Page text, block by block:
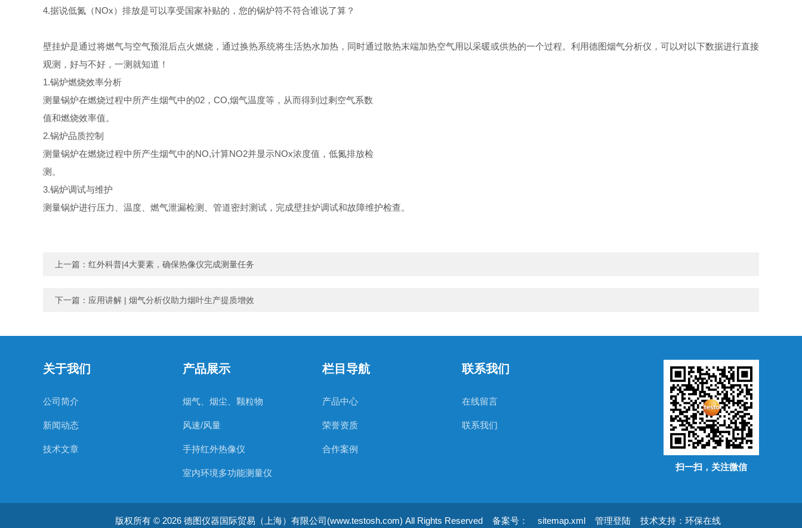
4.据说低氮（NOx）排放是可以享受国家补贴的，您的锅炉符不符合谁说了算？
壁挂炉是通过将燃气与空气预混后点火燃烧，通过换热系统将生活热水加热，同时通过散热末端加热空气用以采暖或供热的一个过程。利用德图烟气分析仪，可以对以下数据进行直接
观测，好与不好，一测就知道！
1.锅炉燃烧效率分析
测量锅炉在燃烧过程中所产生烟气中的02，CO,烟气温度等，从而得到过剩空气系数
值和燃烧效率值。
2.锅炉品质控制
测量锅炉在燃烧过程中所产生烟气中的NO,计算NO2并显示NOx浓度值，低氮排放检
测。
3.锅炉调试与维护
测量锅炉进行压力、温度、燃气泄漏检测、管道密封测试，完成壁挂炉调试和故障维护检查。
上一篇： 红外科普|4大要素，确保热像仪完成测量任务
下一篇： 应用讲解 | 烟气分析仪助力烟叶生产提质增效
关于我们
公司简介
新闻动态
技术文章
产品展示
烟气、烟尘、颗粒物
风速/风量
手持红外热像仪
室内环境多功能测量仪
温湿度仪器
栏目导航
产品中心
荣誉资质
合作案例
联系我们
在线留言
联系我们
扫一扫，关注微信
版权所有 © 2026 德图仪器国际贸易（上海）有限公司(www.testosh.com) All Rights Reserved 备案号： sitemap.xml 管理登陆技术支持： 环保在线